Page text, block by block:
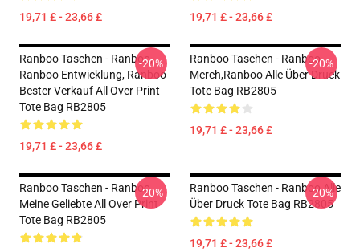
19,71 £ - 23,66 £ 19,71 £ - 23,66 £
Ranboo Taschen - Ranboo,
Ranboo Entwicklung, Ranboo
Bester Verkauf All Over Print
Tote Bag RB2805
19,71 £ - 23,66 £
-20%
Ranboo Taschen - Ranboo
Merch,Ranboo Alle Über Druck
Tote Bag RB2805
19,71 £ - 23,66 £
-20%
Ranboo Taschen - Ranboo
Meine Geliebte All Over Print
Tote Bag RB2805
-20%
Ranboo Taschen - Ranboo Alle
Über Druck Tote Bag RB2805
19,71 £ - 23,66 £
-20%